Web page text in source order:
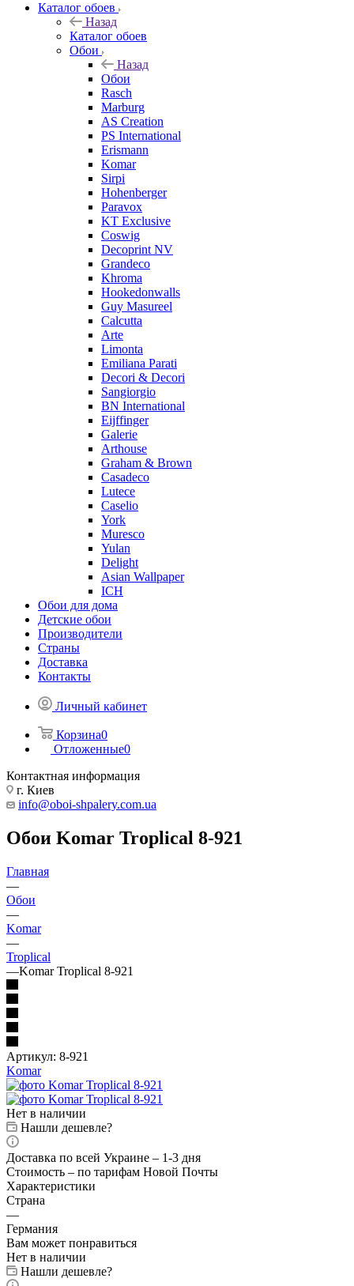
Каталог обоев
Назад
Каталог обоев
Обои
Назад
Обои
Rasch
Marburg
AS Creation
PS International
Erismann
Komar
Sirpi
Hohenberger
Paravox
KT Exclusive
Coswig
Decoprint NV
Grandeco
Khroma
Hookedonwalls
Guy Masureel
Calcutta
Arte
Limonta
Emiliana Parati
Decori & Decori
Sangiorgio
BN International
Eijffinger
Galerie
Arthouse
Graham & Brown
Casadeco
Lutece
Caselio
York
Muresco
Yulan
Delight
Asian Wallpaper
ICH
Обои для дома
Детские обои
Производители
Страны
Доставка
Контакты
Личный кабинет
Корзина0
Отложенные0
Контактная информация
г. Киев
info@oboi-shpalery.com.ua
Обои Komar Troplical 8-921
Главная
—
Обои
—
Komar
—
Troplical
—Komar Troplical 8-921
Артикул: 8-921
Komar
Нет в наличии
Нашли дешевле?
Доставка по всей Украине – 1-3 дня
Стоимость – по тарифам Новой Почты
Характеристики
Страна
—
Германия
Вам может понравиться
Нет в наличии
Нашли дешевле?